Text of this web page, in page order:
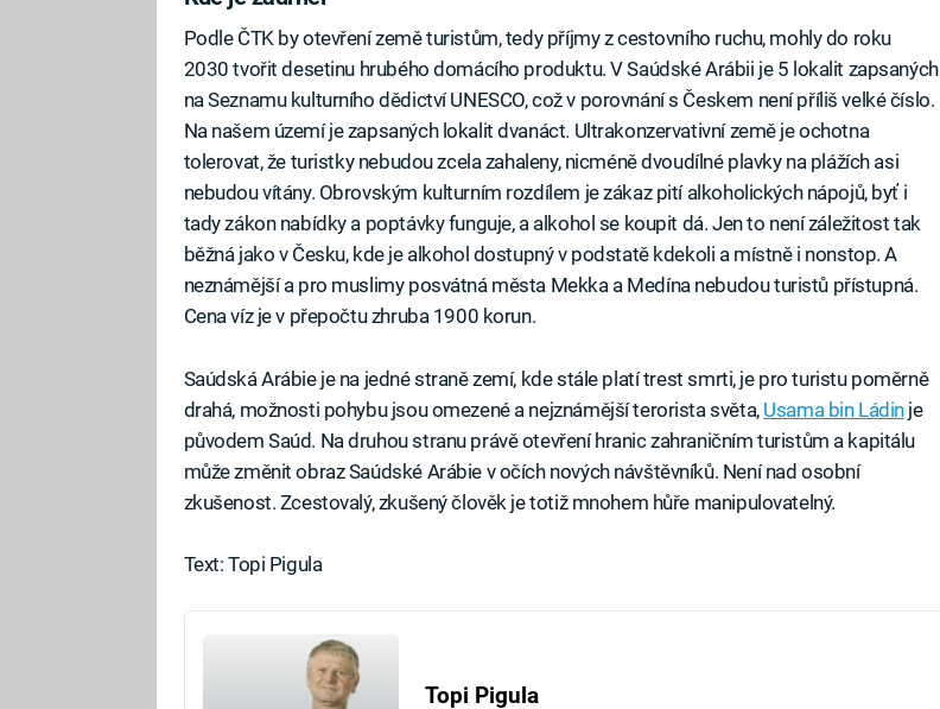
Podle ČTK by otevření země turistům, tedy příjmy z cestovního ruchu, mohly do roku
2030 tvořit desetinu hrubého domácího produktu. V Saúdské Arábii je 5 lokalit zapsaných
na Seznamu kulturního dědictví UNESCO, což v porovnání s Českem není příliš velké číslo.
Na našem území je zapsaných lokalit dvanáct. Ultrakonzervativní země je ochotna
tolerovat, že turistky nebudou zcela zahaleny, nicméně dvoudílné plavky na plážích asi
nebudou vítány. Obrovským kulturním rozdílem je zákaz pití alkoholických nápojů, byť i
tady zákon nabídky a poptávky funguje, a alkohol se koupit dá. Jen to není záležitost tak
běžná jako v Česku, kde je alkohol dostupný v podstatě kdekoli a místně i nonstop. A
neznámější a pro muslimy posvátná města Mekka a Medína nebudou turistů přístupná.
Cena víz je v přepočtu zhruba 1900 korun.
Saúdská Arábie je na jedné straně zemí, kde stále platí trest smrti, je pro turistu poměrně
drahá, možnosti pohybu jsou omezené a nejznámější terorista světa, Usama bin Ládinje
původem Saúd. Na druhou stranu právě otevření hranic zahraničním turistům a kapitálu
může změnit obraz Saúdské Arábie v očích nových návštěvníků. Není nad osobní
zkušenost. Zcestovalý, zkušený člověk je totiž mnohem hůře manipulovatelný.
Text: Topi Pigula
Topi Pigula